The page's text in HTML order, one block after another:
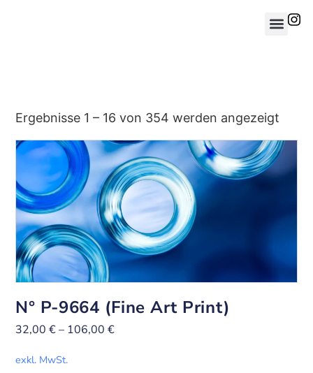
Ergebnisse 1 – 16 von 354 werden angezeigt
N° P-9664 (Fine Art Print)
32,00€– 106,00€
exkl. MwSt.